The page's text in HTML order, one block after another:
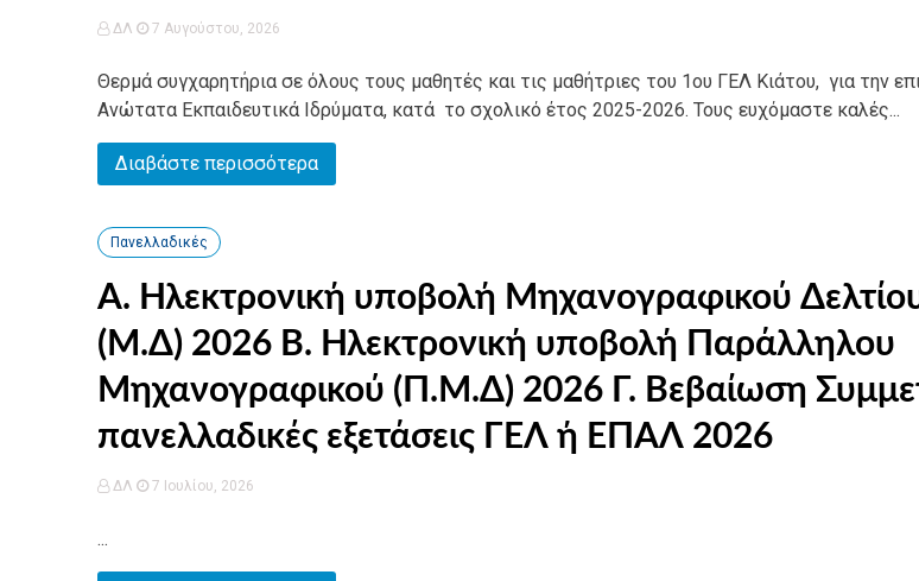
ΔΛ 7 Αυγούστου, 2026
Θερμά συγχαρητήρια σε όλους τους μαθητές και τις μαθήτριες του 1ου ΓΕΛ Κιάτου, για την
Ανώτατα Εκπαιδευτικά Ιδρύματα, κατά το σχολικό έτος 2025-2026. Τους ευχόμαστε καλές...
Διαβάστε περισσότερα
Πανελλαδικές
Α. Ηλεκτρονική υποβολή Μηχανογραφικού
(Μ.Δ) 2026 Β. Ηλεκτρονική υποβολή Παράλληλου
Μηχανογραφικού (Π.Μ.Δ) 2026 Γ. Βεβαίωση Συμμετοχής για τις
πανελλαδικές εξετάσεις ΓΕΛ ή ΕΠΑΛ 2026
ΔΛ 7 Ιουλίου, 2026
...